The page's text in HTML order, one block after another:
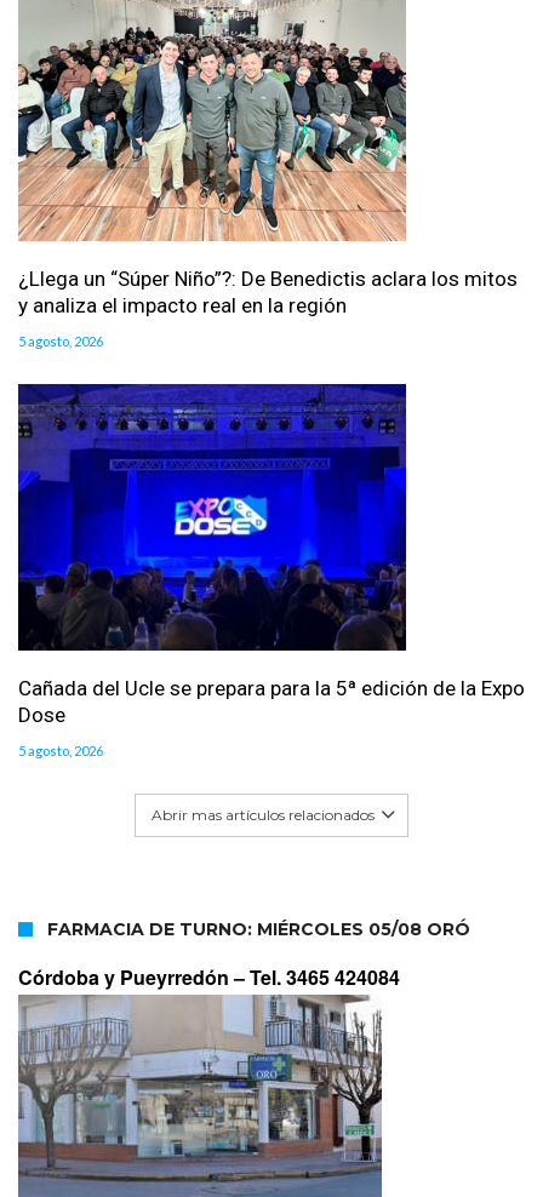
¿Llega un “Súper Niño”?: De Benedictis aclara los mitos
y analiza el impacto real en la región
5 agosto, 2026
Cañada del Ucle se prepara para la 5ª edición de la Expo
Dose
5 agosto, 2026
Abrir mas artículos relacionados
FARMACIA DE TURNO: MIÉRCOLES 05/08 ORÓ
Córdoba y Pueyrredón –Tel. 3465 424084